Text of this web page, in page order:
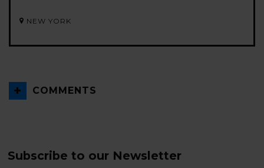
NEW YORK
COMMENTS
Subscribe to our Newsletter